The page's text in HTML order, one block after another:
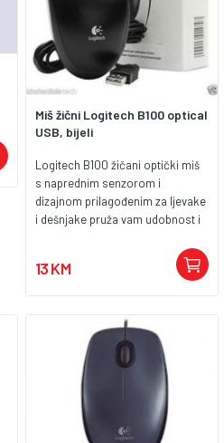
Miš žični Logitech B100 optical
USB, bijeli
Logitech B100 žičani optički miš
s naprednim senzorom i
dizajnom prilagođenim za ljevake
i dešnjake pruža vam udobnost i
13 KM